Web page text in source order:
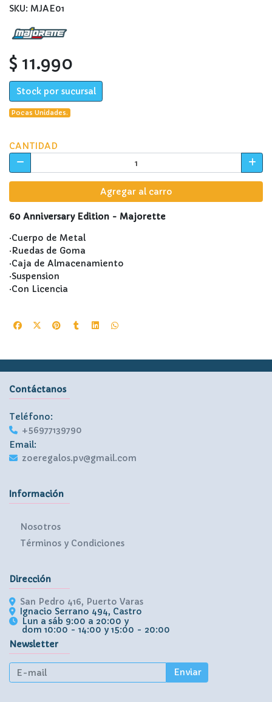
SKU: MJAE01
$ 11.990
Stock por sucursal
Pocas Unidades.
CANTIDAD
Agregar al carro
60 Anniversary Edition - Majorette
·Cuerpo de Metal
·Ruedas de Goma
·Caja de Almacenamiento
·Suspension
·Con Licencia
Contáctanos
Teléfono:
+56977139790
Email:
zoeregalos.pv@gmail.com
Información
Nosotros
Términos y Condiciones
Dirección
San Pedro 416, Puerto Varas
Ignacio Serrano 494, Castro
Lun a sáb 9:00 a 20:00 y
dom 10:00 - 14:00 y 15:00 - 20:00
Newsletter
Enviar